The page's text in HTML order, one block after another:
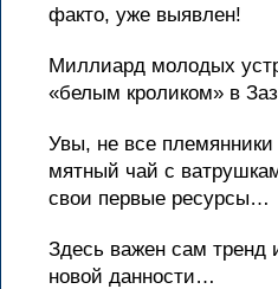
факто, уже выявлен!
Миллиард молодых
«белым кроликом» в
Увы, не все
мятный чай с
свои первые ресурсы…
Здесь важен сам тренд
новой данности…